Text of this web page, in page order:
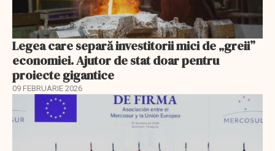
Legea care separă investitorii mici de „greii”
economiei. Ajutor de stat doar pentru
proiecte gigantice
09 FEBRUARIE 2026